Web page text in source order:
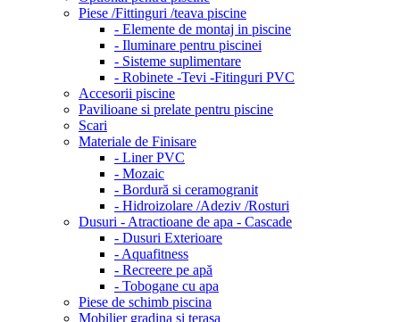
Piese /Fittinguri /teava piscine
- Elemente de montaj in piscine
- Iluminare pentru piscinei
- Sisteme suplimentare
- Robinete -Tevi -Fitinguri PVC
Accesorii piscine
Pavilioane si prelate pentru piscine
Scari
Materiale de Finisare
- Liner PVC
- Mozaic
- Bordură si ceramogranit
- Hidroizolare /Adeziv /Rosturi
Dusuri - Atractioane de apa - Cascade
- Dusuri Exterioare
- Aquafitness
- Recreere pe apă
- Tobogane cu apa
Piese de schimb piscina
Mobilier gradina si terasa